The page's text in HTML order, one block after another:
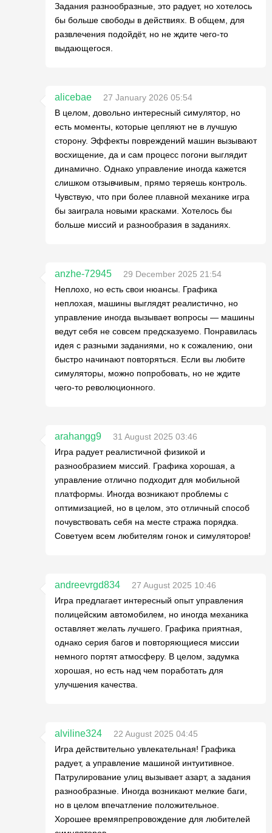
Задания разнообразные, это радует, но хотелось
бы больше свободы в действиях. В общем, для
развлечения подойдёт, но не ждите чего-то
выдающегося.
alicebae
27 January 2026 05:54
В целом, довольно интересный симулятор, но
есть моменты, которые цепляют не в лучшую
сторону. Эффекты повреждений машин вызывают
восхищение, да и сам процесс погони выглядит
динамично. Однако управление иногда кажется
слишком отзывчивым, прямо теряешь контроль.
Чувствую, что при более плавной механике игра
бы заиграла новыми красками. Хотелось бы
больше миссий и разнообразия в заданиях.
anzhe-72945
29 December 2025 21:54
Неплохо, но есть свои нюансы. Графика
неплохая, машины выглядят реалистично, но
управление иногда вызывает вопросы — машины
ведут себя не совсем предсказуемо. Понравилась
идея с разными заданиями, но к сожалению, они
быстро начинают повторяться. Если вы любите
симуляторы, можно попробовать, но не ждите
чего-то революционного.
arahangg9
31 August 2025 03:46
Игра радует реалистичной физикой и
разнообразием миссий. Графика хорошая, а
управление отлично подходит для мобильной
платформы. Иногда возникают проблемы с
оптимизацией, но в целом, это отличный способ
почувствовать себя на месте стража порядка.
Советуем всем любителям гонок и симуляторов!
andreevrgd834
27 August 2025 10:46
Игра предлагает интересный опыт управления
полицейским автомобилем, но иногда механика
оставляет желать лучшего. Графика приятная,
однако серия багов и повторяющиеся миссии
немного портят атмосферу. В целом, задумка
хорошая, но есть над чем поработать для
улучшения качества.
alviline324
22 August 2025 04:45
Игра действительно увлекательная! Графика
радует, а управление машиной интуитивное.
Патрулирование улиц вызывает азарт, а задания
разнообразные. Иногда возникают мелкие баги,
но в целом впечатление положительное.
Хорошее времяпрепровождение для любителей